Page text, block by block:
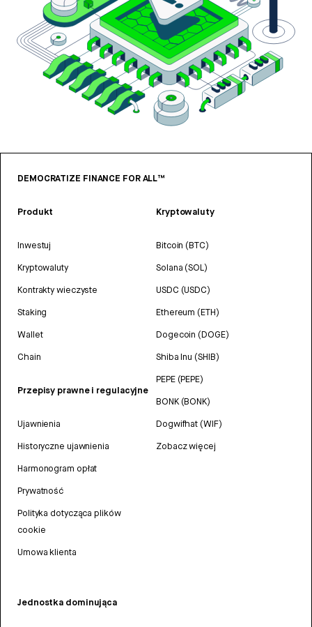
DEMOCRATIZE FINANCE FOR ALL™
Produkt
Inwestuj
Kryptowaluty
Kontrakty wieczyste
Staking
Wallet
Chain
Przepisy prawne i regulacyjne
Ujawnienia
Historyczne ujawnienia
Harmonogram opłat
Prywatność
Polityka dotycząca plików
cookie
Umowa klienta
Kryptowaluty
Bitcoin (BTC)
Solana (SOL)
USDC (USDC)
Ethereum (ETH)
Dogecoin (DOGE)
Shiba Inu (SHIB)
PEPE (PEPE)
BONK (BONK)
Dogwifhat (WIF)
Zobacz więcej
Jednostka dominująca